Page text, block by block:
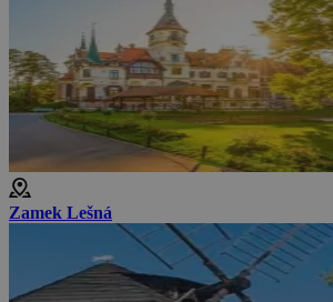
Zamek Lešná